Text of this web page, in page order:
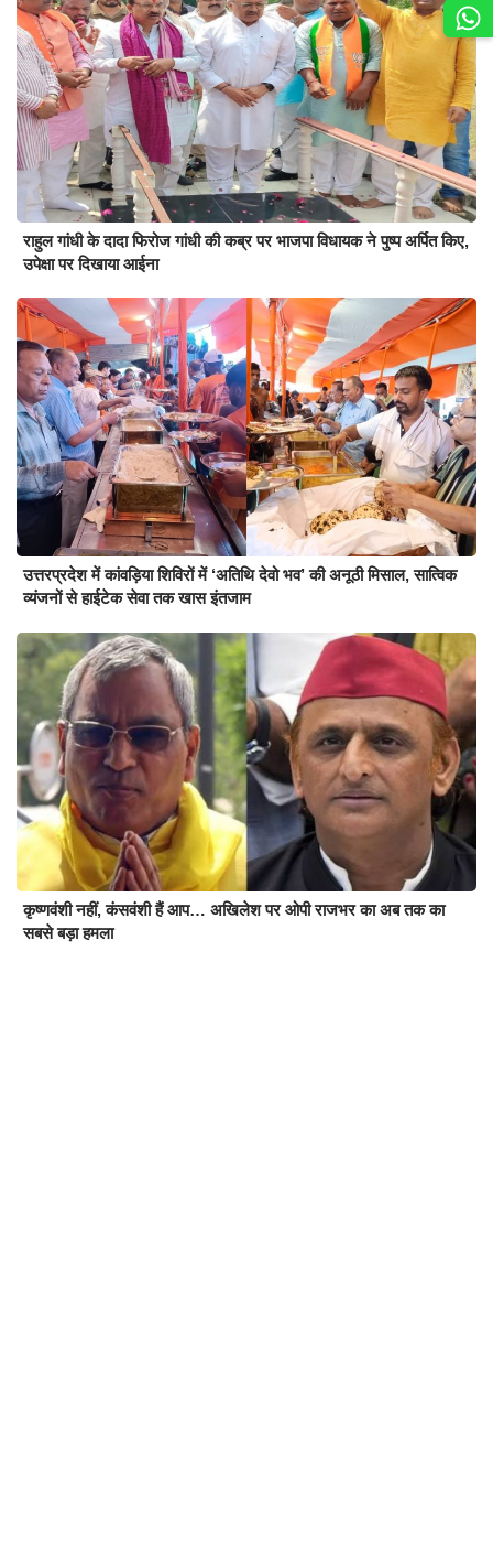
राहुल गांधी के दादा फिरोज गांधी की कब्र पर भाजपा विधायक ने पुष्प अर्पित किए,
उपेक्षा पर दिखाया आईना
उत्तरप्रदेश में कांवड़िया शिविरों में ‘अतिथि देवो भव’ की अनूठी मिसाल, सात्विक
व्यंजनों से हाईटेक सेवा तक खास इंतजाम
कृष्णवंशी नहीं, कंसवंशी हैं आप… अखिलेश पर ओपी राजभर का अब तक का
सबसे बड़ा हमला